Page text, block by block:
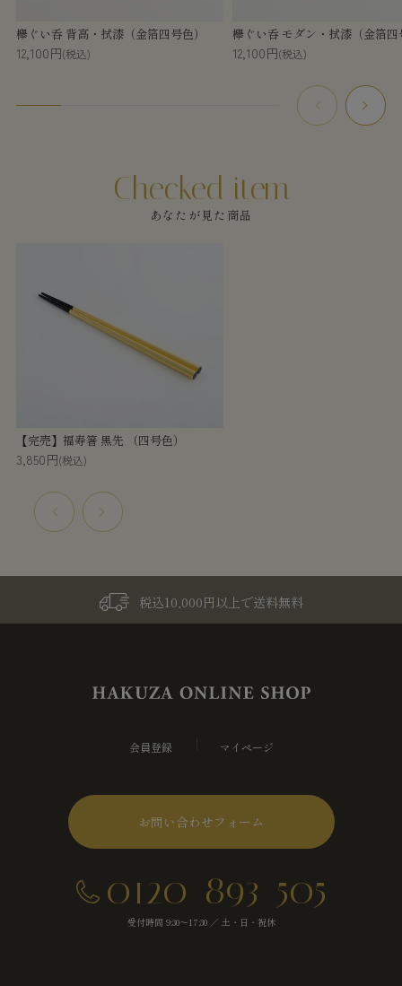
欅ぐい呑 背高・拭漆（金箔四号色）
12,100円(税込)
欅ぐい呑 モダン・拭漆（金箔四
12,100円(税込)
あなたが見た商品
【完売】福寿箸 黒先 （四号色）
3,850円(税込)
税込10,000円以上で送料無料
会員登録 マイページ
お問い合わせフォーム
0120-893-505
受付時間 9:30～17:30 ／ 土・日・祝休